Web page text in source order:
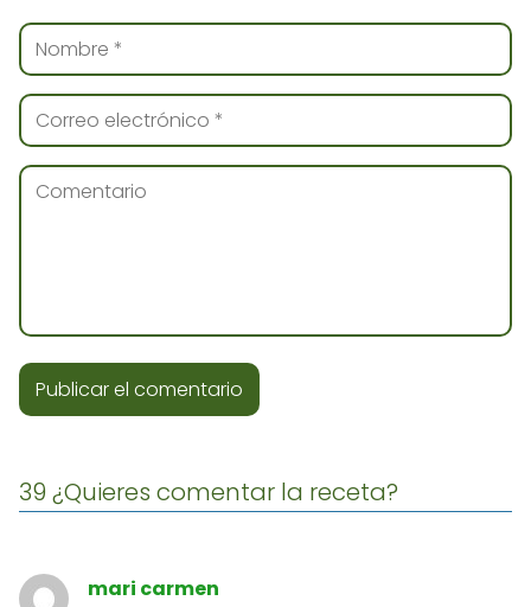
39 ¿Quieres comentar la receta?
mari carmen